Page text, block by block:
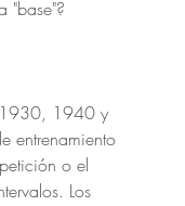
"base"?
1930, 1940 y
entrenamiento
o el
Los